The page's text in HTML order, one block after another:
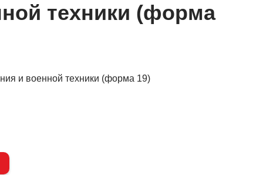
техники (форма
и военной техники (форма 19)